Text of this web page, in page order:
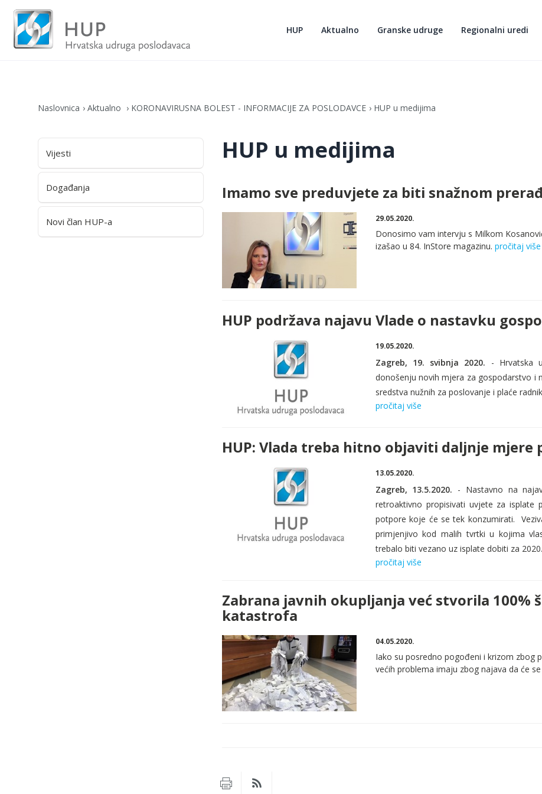
HUP Aktualno Granske udruge Regionalni uredi
Naslovnica Aktualno KORONAVIRUSNA BOLEST - INFORMACIJE ZA POSLODAVCE HUP u medijima
Vijesti
Događanja
Novi član HUP-a
HUP u medijima
Imamo sve preduvjete za biti snažnom
29.05.2020.
Donosimo vam intervju s Milkom
izašao u 84. InStore magazinu. pročitaj više
HUP podržava najavu Vlade o nastavku
19.05.2020.
Zagreb, 19. svibnja 2020. - Hrvatska
donošenju novih mjera za gospodarstvo i
sredstva nužnih za poslovanje i plaće
pročitaj više
HUP: Vlada treba hitno objaviti daljnje mjere
13.05.2020.
Zagreb, 13.5.2020. - Nastavno na
retroaktivno propisivati uvjete za
potpore koje će se tek konzumirati.
primjenjivo kod malih tvrtki u kojima
trebalo biti vezano uz isplate dobiti za
pročitaj više
Zabrana javnih okupljanja već stvorila 100%
katastrofa
04.05.2020.
Iako su posredno pogođeni i krizom zbog
većih problema imaju zbog najava da će